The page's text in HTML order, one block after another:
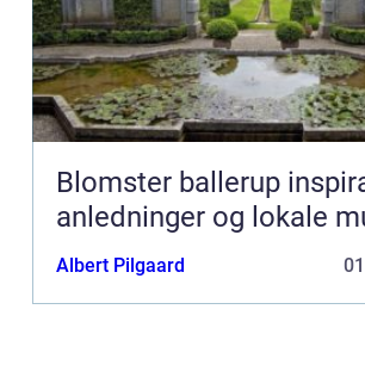
Blomster ballerup inspiration,
anledninger og lokale
Albert Pilgaard